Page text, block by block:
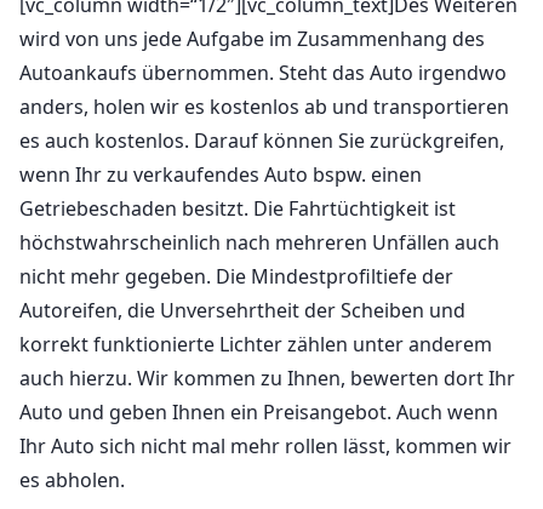
wird von uns jede Aufgabe im Zusammenhang des
Autoankaufs übernommen. Steht das Auto irgendwo
anders, holen wir es kostenlos ab und transportieren
es auch kostenlos. Darauf können Sie zurückgreifen,
wenn Ihr zu verkaufendes Auto bspw. einen
Getriebeschaden besitzt. Die Fahrtüchtigkeit ist
höchstwahrscheinlich nach mehreren Unfällen auch
nicht mehr gegeben. Die Mindestprofiltiefe der
Autoreifen, die Unversehrtheit der Scheiben und
korrekt funktionierte Lichter zählen unter anderem
auch hierzu. Wir kommen zu Ihnen, bewerten dort Ihr
Auto und geben Ihnen ein Preisangebot. Auch wenn
Ihr Auto sich nicht mal mehr rollen lässt, kommen wir
es abholen.